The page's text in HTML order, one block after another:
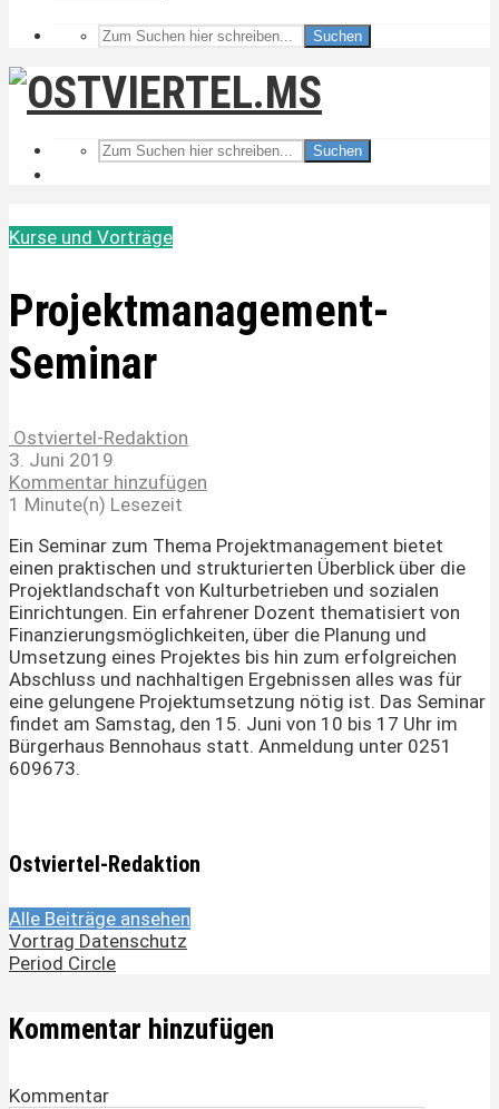
Suchen
Suchen
Kurse und Vorträge
Projektmanagement-
Seminar
Ostviertel-Redaktion
3. Juni 2019
Kommentar hinzufügen
1 Minute(n) Lesezeit
Ein Seminar zum Thema Projektmanagement bietet
einen praktischen und strukturierten Überblick über die
Projektlandschaft von Kulturbetrieben und sozialen
Einrichtungen. Ein erfahrener Dozent thematisiert von
Finanzierungsmöglichkeiten, über die Planung und
Umsetzung eines Projektes bis hin zum erfolgreichen
Abschluss und nachhaltigen Ergebnissen alles was für
eine gelungene Projektumsetzung nötig ist. Das Seminar
findet am Samstag, den 15. Juni von 10 bis 17 Uhr im
Bürgerhaus Bennohaus statt. Anmeldung unter 0251
609673.
Ostviertel-Redaktion
Alle Beiträge ansehen
Vortrag Datenschutz
Period Circle
Kommentar hinzufügen
Kommentar